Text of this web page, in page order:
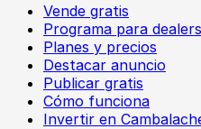
Vende gratis
Programa para dealers
Planes y precios
Destacar anuncio
Publicar gratis
Cómo funciona
Invertir en